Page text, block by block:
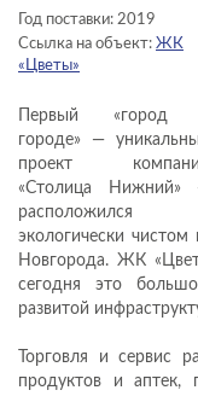
Год поставки: 2019
Ссылка на объект: ЖК
«Цветы»
Первый «город
городе» —
проект
«Столица Нижний»
расположился
экологически
Новгорода. ЖК
сегодня это
развитой
Торговля и сервис
продуктов и аптек,